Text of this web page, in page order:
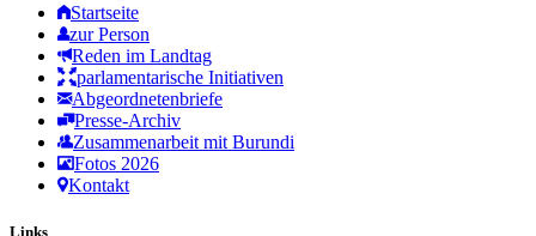
Startseite
zur Person
Reden im Landtag
parlamentarische Initiativen
Abgeordnetenbriefe
Presse-Archiv
Zusammenarbeit mit Burundi
Fotos 2026
Kontakt
Links